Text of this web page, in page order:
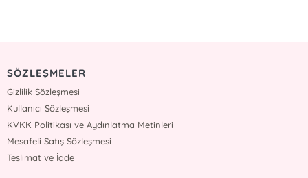
SÖZLEŞMELER
Gizlilik Sözleşmesi
Kullanıcı Sözleşmesi
KVKK Politikası ve Aydınlatma Metinleri
Mesafeli Satış Sözleşmesi
Teslimat ve İade